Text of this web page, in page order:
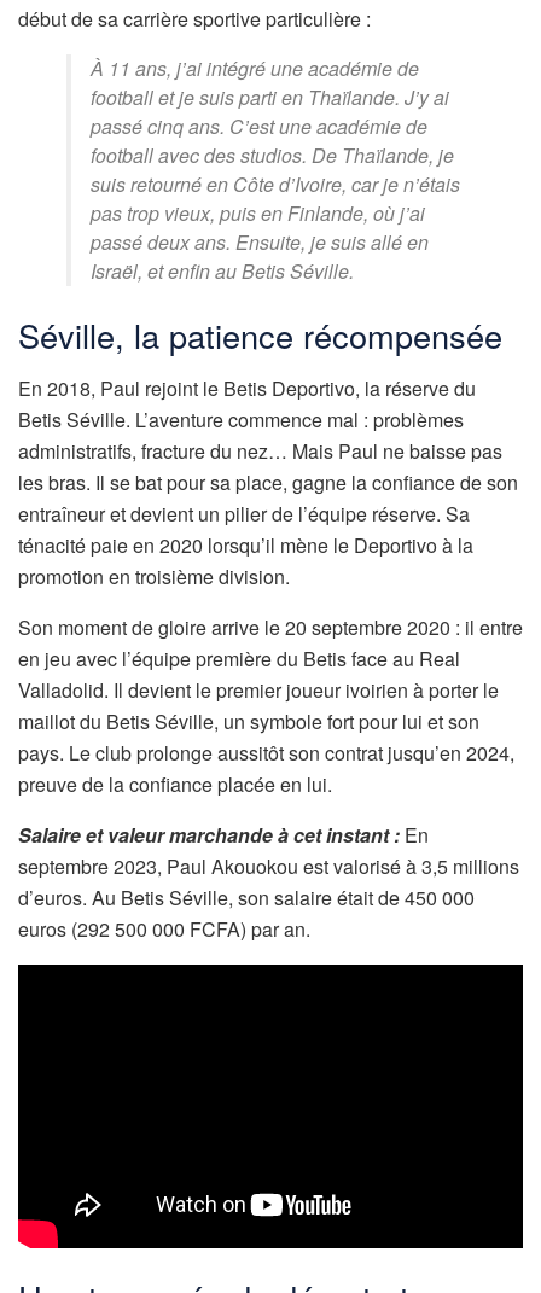
début de sa carrière sportive particulière :
À 11 ans, j’ai intégré une académie de
football et je suis parti en Thaïlande. J’y ai
passé cinq ans. C’est une académie de
football avec des studios. De Thaïlande, je
suis retourné en Côte d’Ivoire, car je n’étais
pas trop vieux, puis en Finlande, où j’ai
passé deux ans. Ensuite, je suis allé en
Israël, et enfin au Betis Séville.
Séville, la patience récompensée
En 2018, Paul rejoint le Betis Deportivo, la réserve du
Betis Séville. L’aventure commence mal : problèmes
administratifs, fracture du nez… Mais Paul ne baisse pas
les bras. Il se bat pour sa place, gagne la confiance de son
entraîneur et devient un pilier de l’équipe réserve. Sa
ténacité paie en 2020 lorsqu’il mène le Deportivo à la
promotion en troisième division.
Son moment de gloire arrive le 20 septembre 2020 : il entre
en jeu avec l’équipe première du Betis face au Real
Valladolid. Il devient le premier joueur ivoirien à porter le
maillot du Betis Séville, un symbole fort pour lui et son
pays. Le club prolonge aussitôt son contrat jusqu’en 2024,
preuve de la confiance placée en lui.
Salaire et valeur marchande à cet instant : En
septembre 2023, Paul Akouokou est valorisé à 3,5 millions
d’euros. Au Betis Séville, son salaire était de 450 000
euros (292 500 000 FCFA) par an.